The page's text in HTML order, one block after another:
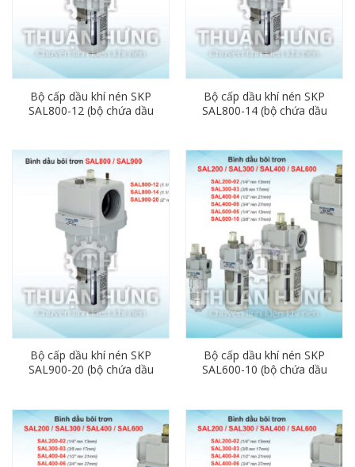
Bộ cấp dầu khí nén SKP
SAL800-12 (bộ chứa dầu
Bộ cấp dầu khí nén SKP
SAL800-14 (bộ chứa dầu
Bộ cấp dầu khí nén SKP
SAL900-20 (bộ chứa dầu
Bộ cấp dầu khí nén SKP
SAL600-10 (bộ chứa dầu